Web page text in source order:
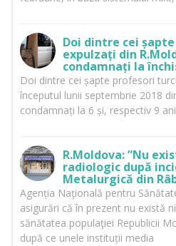
Doi dintre cei
expulzați din
condamnați la
Doi dintre cei șapte profesori
începutul lunii septembrie 2018
condamnați la 6 și, respectiv 9
R.Moldova: ”Nu
radiologic după
Metalurgică din
Agenția Naţională pentru
asigurări că în prezent nu există
sănătatea populaţiei Republicii
după ce unele instituții media